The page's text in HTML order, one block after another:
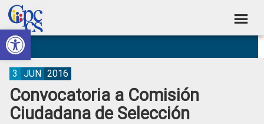
Abrir barra de herramientas
Skip
to
primary
navigation
Skip
to
main
content
Skip
to
primary
sidebar
Skip
to
footer
Consejo
de
Participación
Ciudadana
Construyendo
Poder
Ciudadano
Convocatoria a Comisión
Ciudadana de Selección
3 JUN 2016